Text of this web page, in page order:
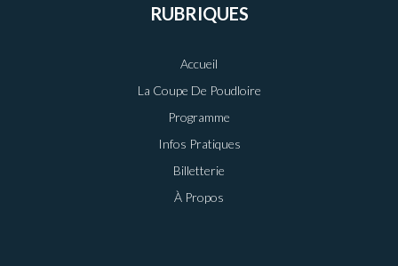
RUBRIQUES
Accueil
La Coupe De Poudloire
Programme
Infos Pratiques
Billetterie
À Propos